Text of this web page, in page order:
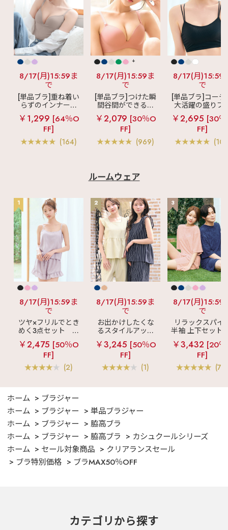
8/17(月)15:59ま
で
[単品ブラ]重ね着い
らずのインナーブ
ラ
リッチバスト
ブラトップ (ワイヤ
ー入り)
￥1,299 [64％O
FF]
(164)
+
8/17(月)15:59ま
で
[単品ブラ]つけた瞬
間谷間ができるシ
ームレスブラ
超
盛ブラ(R) シームレ
ス 単品ブラジャー
￥2,079 [30％O
FF]
(969)
8/17(月)15:59
で
[単品ブラ]コーデ
大活躍の盛りブ
ショートレン
ス ブラトップ 超
ブラ(R) 単品ブ
ャー
￥2,695 [30
FF]
ルームウェア
1
8/17(月)15:59ま
で
ツヤ×フリルでとき
めく3点セット
シ
ルキー ショートパ
ンツ 3点セット
￥2,475 [50％O
FF]
(2)
2
8/17(月)15:59ま
で
お出かけしたくな
るスタイルアップ
見え
ストライプ
フリル ロングパン
ツ 綿混 上下セット
￥3,245 [50％O
FF]
(1)
3
8/17(月)15:59
で
リラックスパイ
半袖 上下セット
女兼用サイズ)
￥3,432 [20
FF]
ホーム
ブラジャー
ホーム
ブラジャー
単品ブラジャー
ホーム
ブラジャー
脇高ブラ
ホーム
ブラジャー 脇高ブラ
カシュクールシリーズ
ホーム
セール対象商品
クリアランスセール
ブラ特別価格
ブラMAX50％OFF
カテゴリから探す